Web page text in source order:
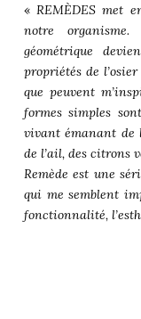
«REMÈDES met
notre
géométrique
propriétés de
que peuvent
formes simples
vivant émanant de
de l’ail, des citrons
Remède est une
qui me semblent
fonctionnalité,